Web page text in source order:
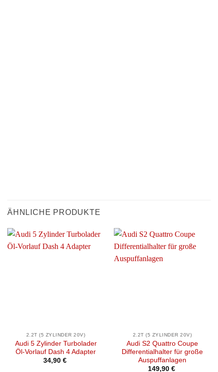
ÄHNLICHE PRODUKTE
2.2T (5 ZYLINDER 20V)
Audi 5 Zylinder Turbolader
Öl-Vorlauf Dash 4 Adapter
34,90 €
2.2T (5 ZYLINDER 20V)
Audi S2 Quattro Coupe
Differentialhalter für große
Auspuffanlagen
149,90 €